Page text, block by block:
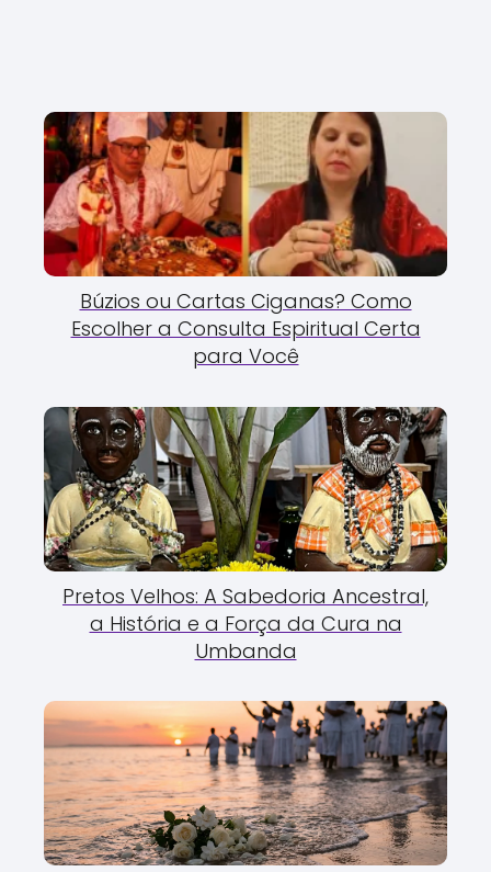
Búzios ou Cartas Ciganas? Como
Escolher a Consulta Espiritual Certa
para Você
Pretos Velhos: A Sabedoria Ancestral,
a História e a Força da Cura na
Umbanda